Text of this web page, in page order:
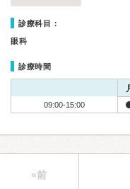
診療科目：
眼科
診療時間
09:00-15:00
«前